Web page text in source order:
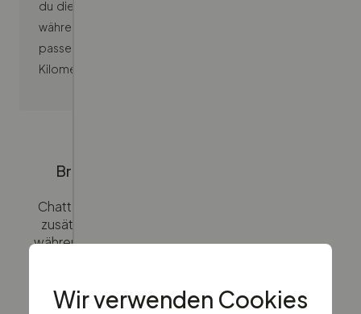
du diese Toleranz überschreiten wirst, gib uns bitte
während der Profilerstellung Bescheid, und wir
passen dein Profil an den erwarteten
Kilometerstand an.
Brauchst du weitere Unterstützung?
Chatte rund um die Uhr mit uns – und wenn du
zusätzliche Hilfe benötigst, verbinden wir dich
während der Geschäftszeiten mit dem richtigen
Wir verwenden Cookies